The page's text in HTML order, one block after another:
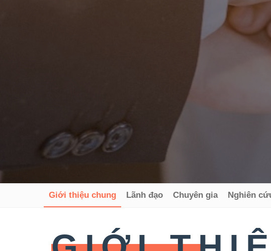
Giới thiệu chung Lãnh đạo Chuyên gia Nghiên